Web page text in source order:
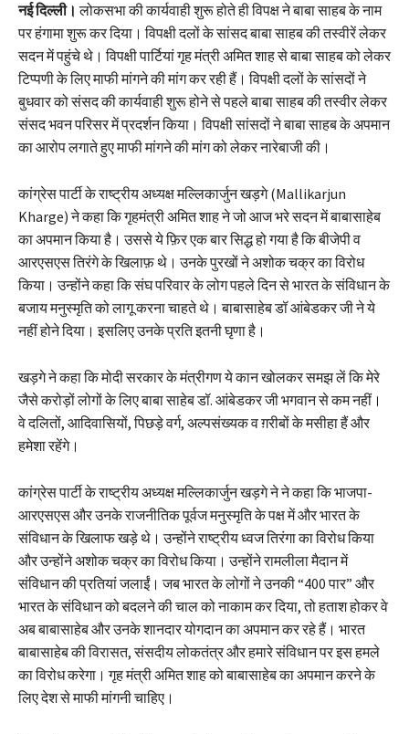
नई दिल्ली। लोकसभा की कार्यवाही शुरू होते ही विपक्ष ने बाबा साहब के नाम
पर हंगामा शुरू कर दिया। विपक्षी दलों के सांसद बाबा साहब की तस्वीरें लेकर
सदन में पहुंचे थे। विपक्षी पार्टियां गृह मंत्री अमित शाह से बाबा साहब को लेकर
टिप्पणी के लिए माफी मांगने की मांग कर रही हैं। विपक्षी दलों के सांसदों ने
बुधवार को संसद की कार्यवाही शुरू होने से पहले बाबा साहब की तस्वीर लेकर
संसद भवन परिसर में प्रदर्शन किया। विपक्षी सांसदों ने बाबा साहब के अपमान
का आरोप लगाते हुए माफी मांगने की मांग को लेकर नारेबाजी की।
कांग्रेस पार्टी के राष्ट्रीय अध्यक्ष मल्लिकार्जुन खड़गे (Mallikarjun
Kharge) ने कहा कि गृहमंत्री अमित शाह ने जो आज भरे सदन में बाबासाहेब
का अपमान किया है। उससे ये फ़िर एक बार सिद्ध हो गया है कि बीजेपी व
आरएसएस तिरंगे के खिलाफ़ थे। उनके पुरखों ने अशोक चक्र का विरोध
किया। उन्होंने कहा कि संघ परिवार के लोग पहले दिन से भारत के संविधान के
बजाय मनुस्मृति को लागू करना चाहते थे। बाबासाहेब डॉ आंबेडकर जी ने ये
नहीं होने दिया। इसलिए उनके प्रति इतनी घृणा है।
खड़गे ने कहा कि मोदी सरकार के मंत्रीगण ये कान खोलकर समझ लें कि मेरे
जैसे करोड़ों लोगों के लिए बाबा साहेब डॉ. आंबेडकर जी भगवान से कम नहीं।
वे दलितों, आदिवासियों, पिछड़े वर्ग, अल्पसंख्यक व ग़रीबों के मसीहा हैं और
हमेशा रहेंगे।
कांग्रेस पार्टी के राष्ट्रीय अध्यक्ष मल्लिकार्जुन खड़गे ने ने कहा कि भाजपा-
आरएसएस और उनके राजनीतिक पूर्वज मनुस्मृति के पक्ष में और भारत के
संविधान के खिलाफ खड़े थे। उन्होंने राष्ट्रीय ध्वज तिरंगा का विरोध किया
और उन्होंने अशोक चक्र का विरोध किया। उन्होंने रामलीला मैदान में
संविधान की प्रतियां जलाईं। जब भारत के लोगों ने उनकी “400 पार” और
भारत के संविधान को बदलने की चाल को नाकाम कर दिया, तो हताश होकर वे
अब बाबासाहेब और उनके शानदार योगदान का अपमान कर रहे हैं। भारत
बाबासाहेब की विरासत, संसदीय लोकतंत्र और हमारे संविधान पर इस हमले
का विरोध करेगा। गृह मंत्री अमित शाह को बाबासाहेब का अपमान करने के
लिए देश से माफी मांगनी चाहिए।